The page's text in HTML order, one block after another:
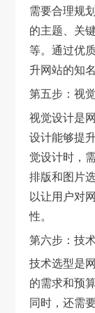
需要合理规
的主题、关
等。通过优
升网站的知
第五步：视
视觉设计是
设计能够提
觉设计时，
排版和图片
以让用户对
性。
第六步：技
技术选型是
的需求和预
同时，还需